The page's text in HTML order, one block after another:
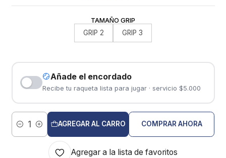
TAMAÑO GRIP
GRIP 2 GRIP 3
Añade el encordado
Recibe tu raqueta lista para jugar · servicio $5.000
Cantidad
AGREGAR AL CARRO COMPRAR AHORA
Agregar a la lista de favoritos